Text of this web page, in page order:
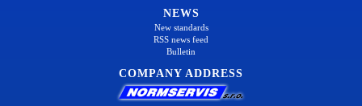
NEWS
New standards
RSS news feed
Bulletin
COMPANY ADDRESS